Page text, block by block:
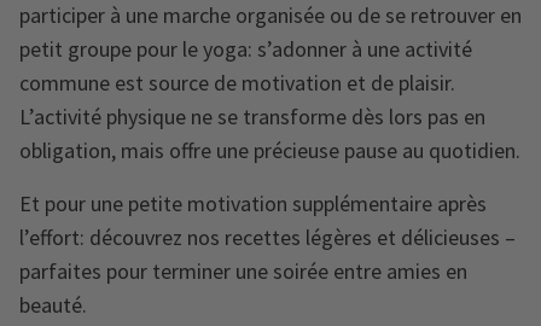
participer à une marche organisée ou de se retrouver en
petit groupe pour le yoga: s’adonner à une activité
commune est source de motivation et de plaisir.
L’activité physique ne se transforme dès lors pas en
obligation, mais offre une précieuse pause au quotidien.
Et pour une petite motivation supplémentaire après
l’effort: découvrez nos recettes légères et délicieuses –
parfaites pour terminer une soirée entre amies en
beauté.